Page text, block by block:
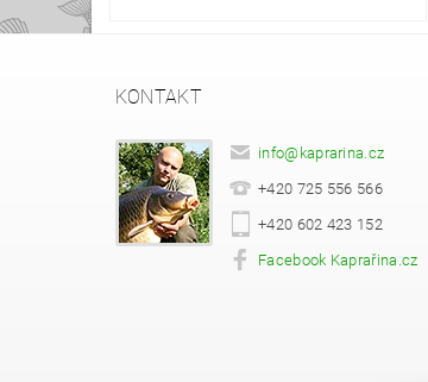
KONTAKT
info@kaprarina.cz
+420 725 556 566
+420 602 423 152
Facebook Kaprařina.cz